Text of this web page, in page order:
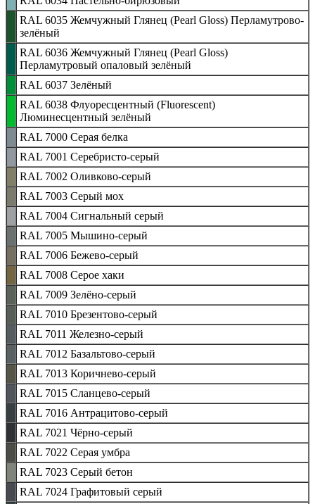
RAL 6035 Жемчужный Глянец (Pearl Gloss) Перламутрово-
зелёный
RAL 6036 Жемчужный Глянец (Pearl Gloss)
Перламутровый опаловый зелёный
RAL 6037 Зелёный
RAL 6038 Флуоресцентный (Fluorescent)
Люминесцентный зелёный
RAL 7000 Серая белка
RAL 7001 Серебристо-серый
RAL 7002 Оливково-серый
RAL 7003 Серый мох
RAL 7004 Сигнальный серый
RAL 7005 Мышино-серый
RAL 7006 Бежево-серый
RAL 7008 Серое хаки
RAL 7009 Зелёно-серый
RAL 7010 Брезентово-серый
RAL 7011 Железно-серый
RAL 7012 Базальтово-серый
RAL 7013 Коричнево-серый
RAL 7015 Сланцево-серый
RAL 7016 Антрацитово-серый
RAL 7021 Чёрно-серый
RAL 7022 Серая умбра
RAL 7023 Серый бетон
RAL 7024 Графитовый серый